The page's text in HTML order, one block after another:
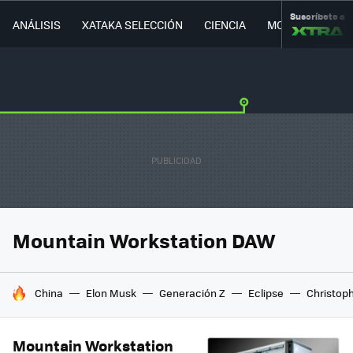
ANÁLISIS XATAKA SELECCIÓN CIENCIA MOVILIDAD
Suscríbete a
Mountain Workstation DAW
HOY SE HABLA DE
China Elon Musk Generación Z Eclipse
Mountain Workstation